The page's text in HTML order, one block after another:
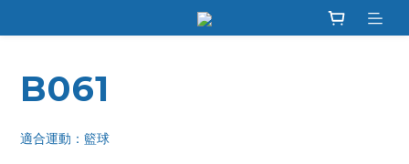
B061
適合運動：籃球